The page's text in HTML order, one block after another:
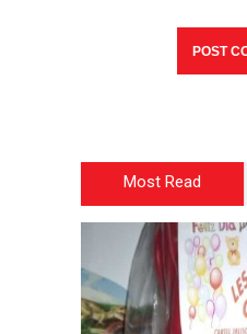
Most Read